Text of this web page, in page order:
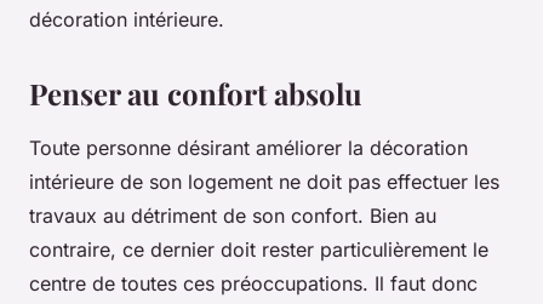
décoration intérieure.
Penser au confort absolu
Toute personne désirant améliorer la décoration
intérieure de son logement ne doit pas effectuer les
travaux au détriment de son confort. Bien au
contraire, ce dernier doit rester particulièrement le
centre de toutes ces préoccupations. Il faut donc